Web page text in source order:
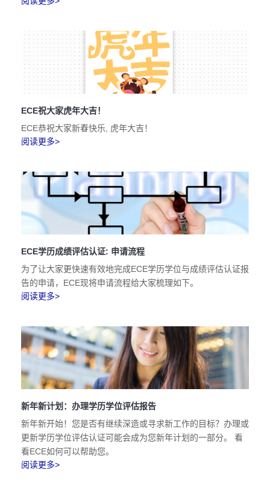
ECE祝大家虎年大吉！
ECE恭祝大家新春快乐, 虎年大吉！
阅读更多>
ECE学历成绩评估认证: 申请流程
为了让大家更快速有效地完成ECE学历学位与成绩评估认证报
告的申请，ECE现将申请流程给大家梳理如下。
阅读更多>
新年新计划：办理学历学位评估报告
新年新开始！您是否有继续深造或寻求新工作的目标？办理或
更新学历学位评估认证可能会成为您新年计划的一部分。 看
看ECE如何可以帮助您。
阅读更多>